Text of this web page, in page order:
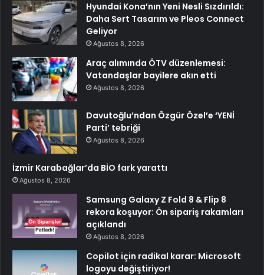
Hyundai Kona’nın Yeni Nesli Sızdırıldı:
Daha Sert Tasarım ve Pleos Connect
Geliyor
Ağustos 8, 2026
Araç alımında ÖTV düzenlemesi:
Vatandaşlar bayilere akın etti
Ağustos 8, 2026
Davutoğlu’ndan Özgür Özel’e ‘YENİ
Parti’ tebriği
Ağustos 8, 2026
İzmir Karabağlar’da BİO fark yarattı
Ağustos 8, 2026
Samsung Galaxy Z Fold 8 & Flip 8
rekora koşuyor: Ön sipariş rakamları
açıklandı
Ağustos 8, 2026
Copilot için radikal karar: Microsoft
logoyu değiştiriyor!